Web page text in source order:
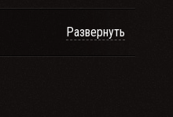
Развернуть